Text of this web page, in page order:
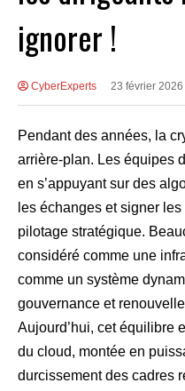
ignorer !
CyberExperts 23 février 2026
Pendant des années, la
arrière-plan. Les équipes
en s’appuyant sur des
les échanges et signer
pilotage stratégique.
considéré comme une
comme un système
gouvernance et
Aujourd’hui, cet équilibre
du cloud, montée en
durcissement des cadres